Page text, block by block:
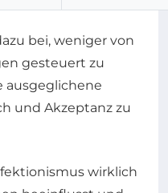
bei, weniger von
gesteuert zu
ausgeglichene
und Akzeptanz zu